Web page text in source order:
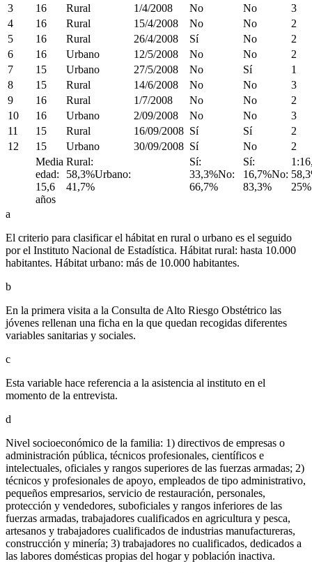
3
16 Rural 1/4/2008 No No
3
4
16 Rural 15/4/2008 No No
2
5
16 Rural 26/4/2008 Sí No
2
6
16 Urbano 12/5/2008 No No
2
7
15 Urbano 27/5/2008 No Sí
1
8
15 Rural 14/6/2008 No No
3
9
16 Rural 1/7/2008 No No
2
10
16 Urbano 2/09/2008 No No
3
11
15 Rural 16/09/2008 Sí Sí
2
12
15 Urbano 30/09/2008 Sí No
2
Media
edad:
15,6
años
Rural:
58,3%Urbano:
41,7%
Sí:
33,3%No:
66,7%
Sí:
16,7%No:
83,3%
a
El criterio para clasificar el hábitat en rural o urbano es el seguido
por el Instituto Nacional de Estadística. Hábitat rural: hasta 10.000
habitantes. Hábitat urbano: más de 10.000 habitantes.
b
En la primera visita a la Consulta de Alto Riesgo Obstétrico las
jóvenes rellenan una ficha en la que quedan recogidas diferentes
variables sanitarias y sociales.
c
Esta variable hace referencia a la asistencia al instituto en el
momento de la entrevista.
d
Nivel socioeconómico de la familia: 1) directivos de empresas o
administración pública, técnicos profesionales, científicos e
intelectuales, oficiales y rangos superiores de las fuerzas armadas; 2)
técnicos y profesionales de apoyo, empleados de tipo administrativo,
pequeños empresarios, servicio de restauración, personales,
protección y vendedores, suboficiales y rangos inferiores de las
fuerzas armadas, trabajadores cualificados en agricultura y pesca,
artesanos y trabajadores cualificados de industrias manufactureras,
construcción y minería; 3) trabajadores no cualificados, dedicados a
las labores domésticas propias del hogar y población inactiva.